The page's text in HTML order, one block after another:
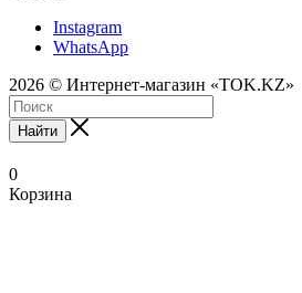
Instagram
WhatsApp
2026 © Интернет-магазин «TOK.KZ»
Найти
0
Корзина